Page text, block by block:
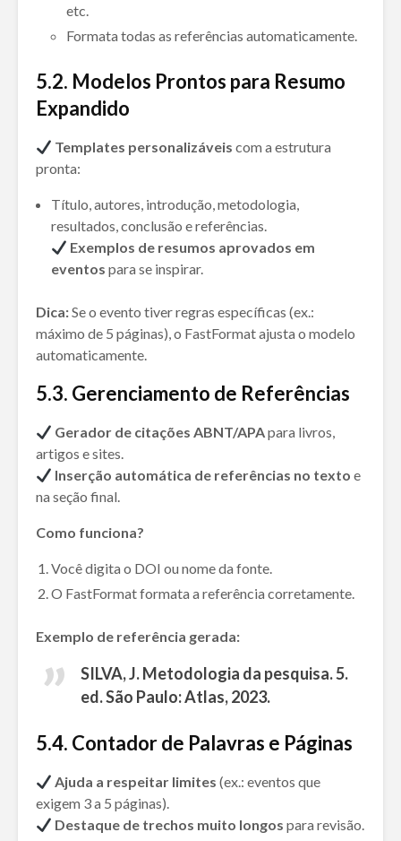
etc.
Formata todas as referências automaticamente.
5.2. Modelos Prontos para Resumo
Expandido
Templates personalizáveis com a estrutura
pronta:
Título, autores, introdução, metodologia,
resultados, conclusão e referências.
Exemplos de resumos aprovados em
eventos para se inspirar.
Dica:Se o evento tiver regras específicas (ex.:
máximo de 5 páginas), o FastFormat ajusta o modelo
automaticamente.
5.3. Gerenciamento de Referências
Gerador de citações ABNT/APApara livros,
artigos e sites.
Inserção automática de referências no texto e
na seção final.
Como funciona?
Você digita o DOI ou nome da fonte.
O FastFormat formata a referência corretamente.
Exemplo de referência gerada:
SILVA, J.Metodologia da pesquisa. 5.
ed. São Paulo: Atlas, 2023.
5.4. Contador de Palavras e Páginas
Ajuda a respeitar limites (ex.: eventos que
exigem 3 a 5 páginas).
Destaque de trechos muito longos para revisão.